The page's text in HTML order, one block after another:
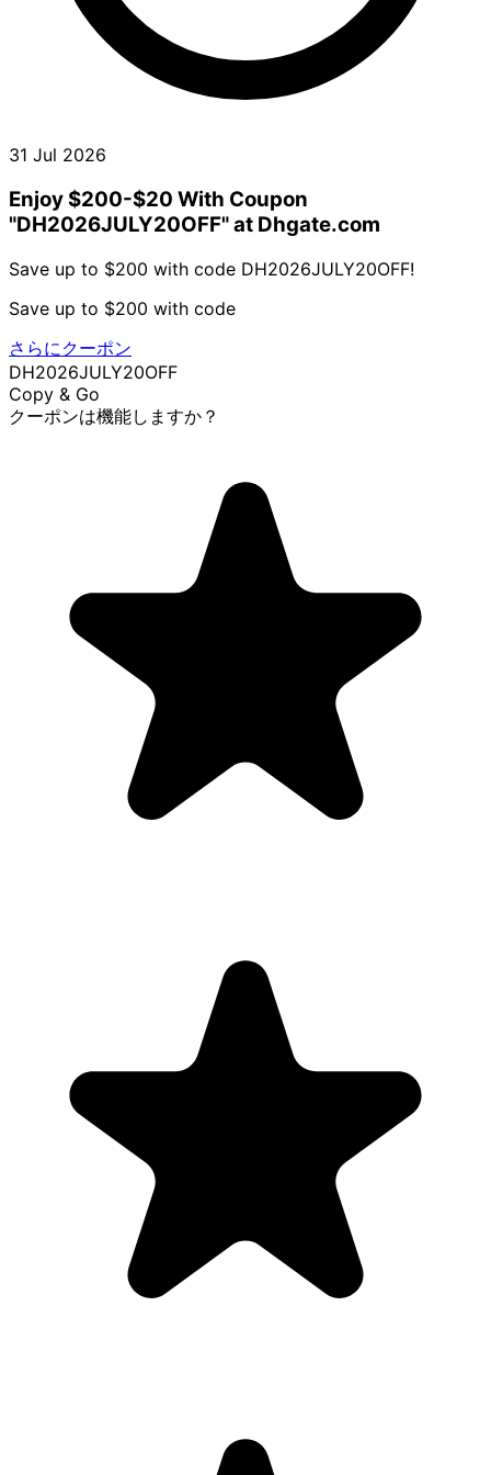
31 Jul 2026
Enjoy $200-$20 With Coupon
"DH2026JULY20OFF" at Dhgate.com
Save up to $200 with code DH2026JULY20OFF!
Save up to $200 with code
さらにクーポン
DH2026JULY20OFF
Copy & Go
クーポンは機能しますか？